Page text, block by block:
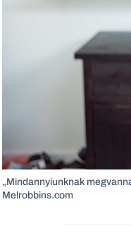
„Mindannyiunknak
Melrobbins.com